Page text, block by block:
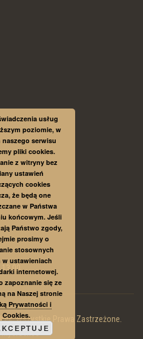
Wszystkie Prawa Zastrzeżone.
Mysłowice
usług
poziomie, w
naszego serwisu
pliki cookies.
z witryny bez
ustawień
cookies
że będą one
w Państwa
końcowym. Jeśli
Państwo zgody,
prosimy o
stosownych
w ustawieniach
internetowej.
zapoznanie się ze
na Naszej stronie
Prywatności i
Cookies.